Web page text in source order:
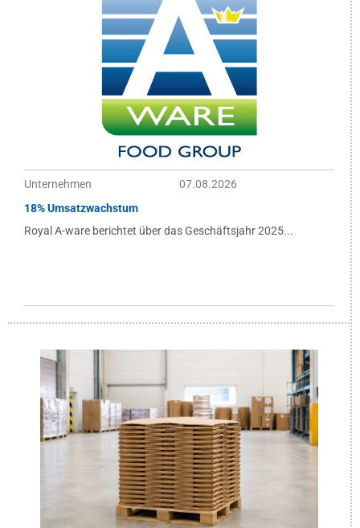
Unternehmen
07.08.2026
18% Umsatzwachstum
Royal A-ware berichtet über das Geschäftsjahr 2025...